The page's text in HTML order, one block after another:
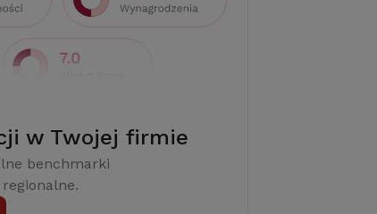
w Twojej firmie
benchmarki